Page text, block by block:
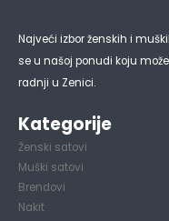
Najveći izbor ženskih i
se u našoj ponudi koju
radnji u Zenici.
Kategorije
Ženski satovi
Muški satovi
Brendovi
Nakit